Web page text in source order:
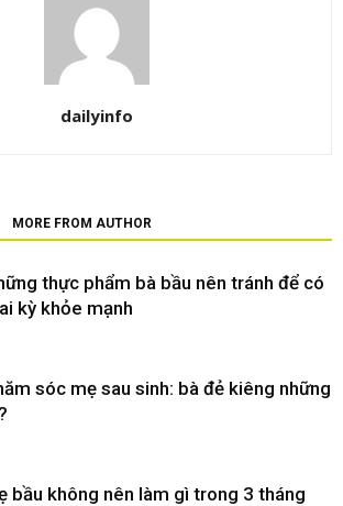
dailyinfo
MORE FROM AUTHOR
thực phẩm bà bầu nên tránh để có
kỳ khỏe mạnh
sóc mẹ sau sinh: bà đẻ kiêng những
bầu không nên làm gì trong 3 tháng